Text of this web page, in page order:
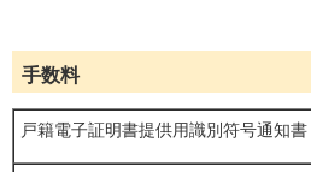
手数料
戸籍電子証明書提供用識別符号通知書